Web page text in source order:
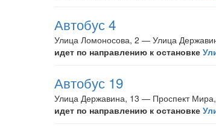
Автобус 4
Улица Ломоносова, 2 — Улица
идет по направлению к остановке
Автобус 19
Улица Державина, 13 — Проспект
идет по направлению к остановке